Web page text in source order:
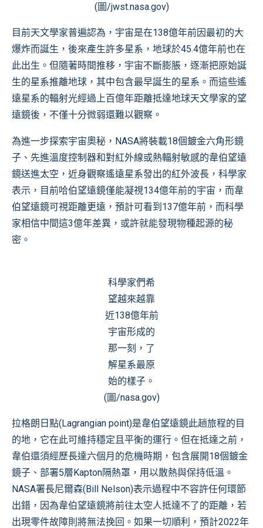
(圖/jwst.nasa.gov)
目前天文學家普遍認為，宇宙是在138億年前因最初的大
爆炸而誕生，後來產生許多星系，地球於45.4億年前也在
此出生。但隨著時間推移，宇宙不斷膨脹，逐漸把原始誕
生的星系推離地球，其中包含最早誕生的星系。而這些遙
遠星系的輻射光經過上百億年距離抵達地球天文學家的望
遠鏡後，不僅十分微弱還難以觀察。
為進一步探索宇宙奧秘，NASA將裝載18個鍍金六角形鏡
子、先進溫度控制器和對紅外線或熱輻射敏感的韋伯望遠
鏡送進太空，近身觀察遙遠星系發出的紅外波長，科學家
表示，目前哈伯望遠鏡僅能凝視134億年前的宇宙，而韋
伯望遠鏡可視距離更遠，預計可看到137億年前，而科學
家相信中間這3億年差異，或許就能發現物種起源的秘
密。
科學家們希
望越來越靠
近138億年前
宇宙形成的
那一刻，了
解星系最原
始的樣子。
(圖/nasa.gov)
拉格朗日點(Lagrangian point)是韋伯望遠鏡此趟旅程的目
的地，它在此可維持穩定且平衡的運行。但在抵達之前，
韋伯還須經歷長達六個月的危機時期，包含展開18個鍍金
鏡子、部署5層Kapton隔熱罩，用以散熱與保持低溫。
NASA署長尼爾森(Bill Nelson)表示過程中不容許任何環節
出錯，因為韋伯望遠鏡將前往太空人抵達不了的距離，若
出現零件故障則將無法挽回。如果一切順利，預計2022年